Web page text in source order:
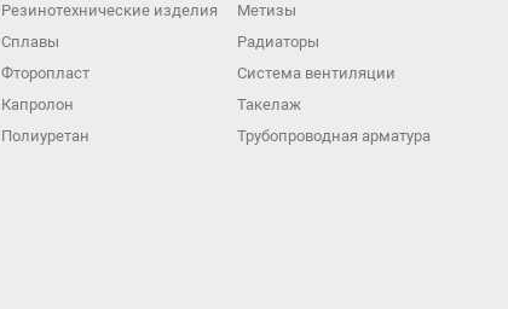
Резинотехнические изделия
Сплавы
Фторопласт
Капролон
Полиуретан
Метизы
Радиаторы
Система вентиляции
Такелаж
Трубопроводная арматура